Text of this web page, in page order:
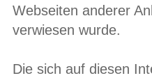
Webseiten anderer
verwiesen wurde.
Die sich auf diesen